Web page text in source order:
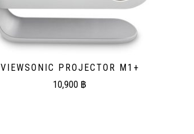
VIEWSONIC PROJECTOR M1+
10,900 ฿